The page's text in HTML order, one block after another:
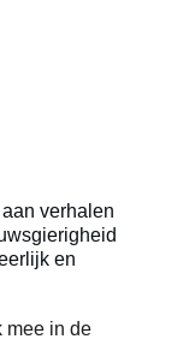
verhalen
en
mee in de